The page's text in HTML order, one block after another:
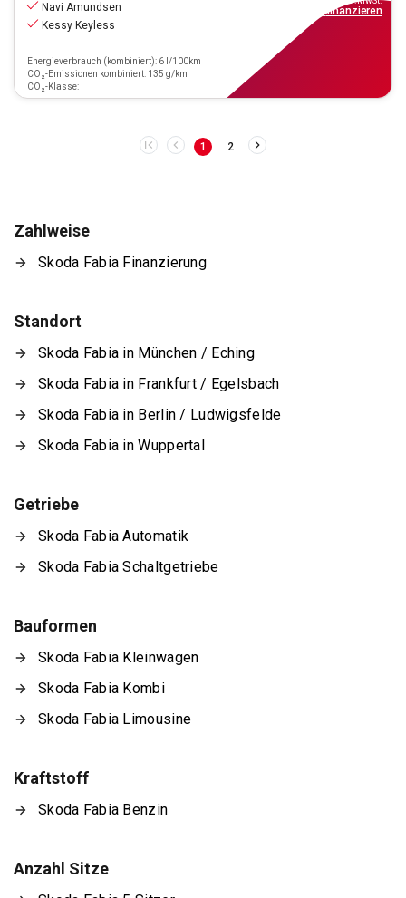
Navi Amundsen
Kessy Keyless
Energieverbrauch (kombiniert): 6 l/100km
CO₂-Emissionen kombiniert: 135 g/km
CO₂-Klasse:
finanzieren
1 2
Zahlweise
Skoda Fabia Finanzierung
Standort
Skoda Fabia in München / Eching
Skoda Fabia in Frankfurt / Egelsbach
Skoda Fabia in Berlin / Ludwigsfelde
Skoda Fabia in Wuppertal
Getriebe
Skoda Fabia Automatik
Skoda Fabia Schaltgetriebe
Bauformen
Skoda Fabia Kleinwagen
Skoda Fabia Kombi
Skoda Fabia Limousine
Kraftstoff
Skoda Fabia Benzin
Anzahl Sitze